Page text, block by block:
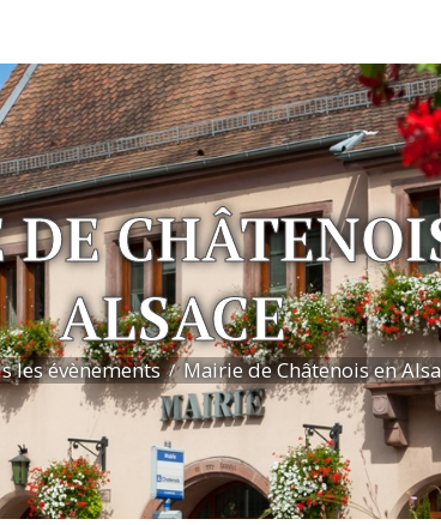
ALSACE
les évènements Mairie de Châtenois en